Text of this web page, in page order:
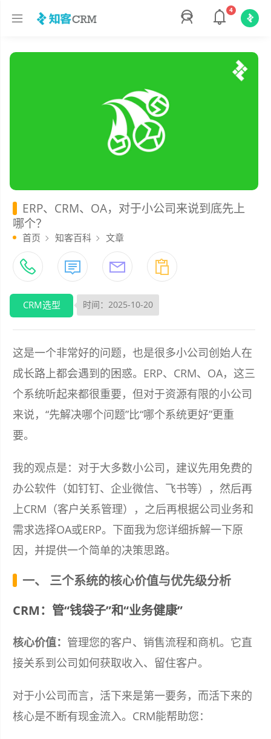
4
​​ERP、CRM、OA，对于小公司来说到底先上
哪个？
首页 知客百科 文章
CRM选型 时间：2025-10-20
这是一个非常好的问题，也是很多小公司创始人在
成长路上都会遇到的困惑。ERP、CRM、OA，这三
个系统听起来都很重要，但对于资源有限的小公司
来说，“先解决哪个问题”比“哪个系统更好”更重
要。
我的观点是：对于大多数小公司，建议先用免费的
办公软件（如钉钉、企业微信、飞书等），然后再
上CRM（客户关系管理），之后再根据公司业务和
需求选择OA或ERP。下面我为您详细拆解一下原
因，并提供一个简单的决策思路。
一、 三个系统的核心价值与优先级分析
CRM：管“钱袋子”和“业务健康”
核心价值： 管理您的客户、销售流程和商机。它直
接关系到公司如何获取收入、留住客户。
对于小公司而言，活下来是第一要务，而活下来的
核心是不断有现金流入。CRM能帮助您：